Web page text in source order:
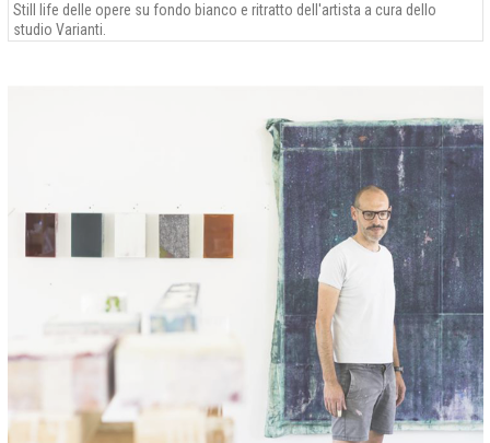
Still life delle opere su fondo bianco e ritratto dell'artista a cura dello
studio Varianti.